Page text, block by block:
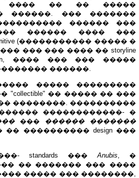
���� �� �� �����
������. ��� �������
������ ���
��� ������ ���� ���
(����������� ����� �
��� ��� ��� ���� �� storyline
���� ��� ��� �����
������.
����� ���������
�� ����� �� ���
��������. ����������
������������- �
��� ������ �������
���������� design ���
standards ���Anubis, �
�� ������� ��� ����
����� ��� ��������,